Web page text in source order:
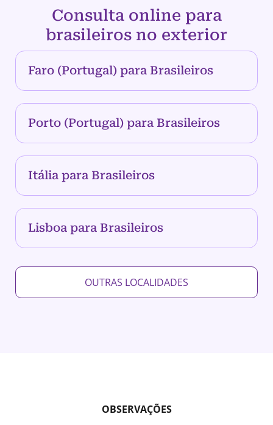
Consulta online para
brasileiros no exterior
Faro (Portugal) para Brasileiros
Porto (Portugal) para Brasileiros
Itália para Brasileiros
Lisboa para Brasileiros
OUTRAS LOCALIDADES
OBSERVAÇÕES